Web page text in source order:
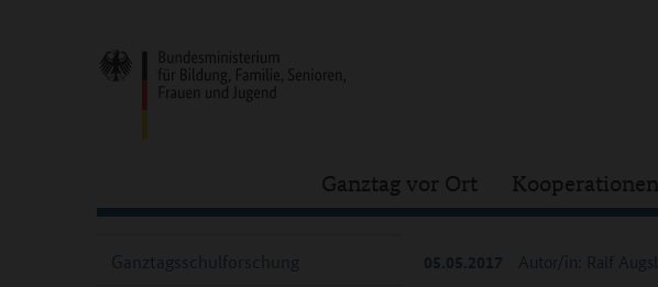
Ganztag vor Ort Kooperationen
05.05.2017 Autor/in: Ralf
Ganztagsschulforschung